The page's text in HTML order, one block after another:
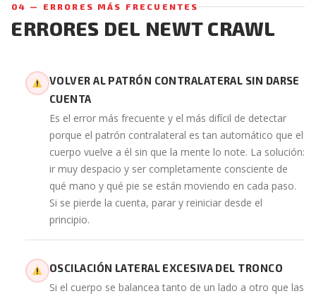
04 — ERRORES MÁS FRECUENTES
ERRORES DEL NEWT CRAWL
VOLVER AL PATRÓN CONTRALATERAL SIN DARSE
CUENTA
Es el error más frecuente y el más difícil de detectar
porque el patrón contralateral es tan automático que el
cuerpo vuelve a él sin que la mente lo note. La solución:
ir muy despacio y ser completamente consciente de
qué mano y qué pie se están moviendo en cada paso.
Si se pierde la cuenta, parar y reiniciar desde el
principio.
OSCILACIÓN LATERAL EXCESIVA DEL TRONCO
Si el cuerpo se balancea tanto de un lado a otro que las